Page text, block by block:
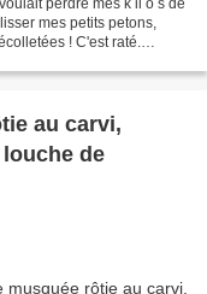
mes petits petons,
! C'est raté.
au carvi,
de